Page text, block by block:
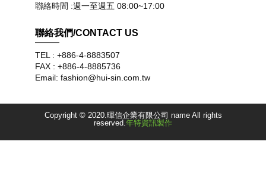
聯絡時間 :週一至週五 08:00~17:00
聯絡我們/CONTACT US
TEL : +886-4-8883507
FAX : +886-4-8885736
Email: fashion@hui-sin.com.tw
Copyright © 2020.暉信企業有限公司 name All rights
reserved. 年特資訊製作